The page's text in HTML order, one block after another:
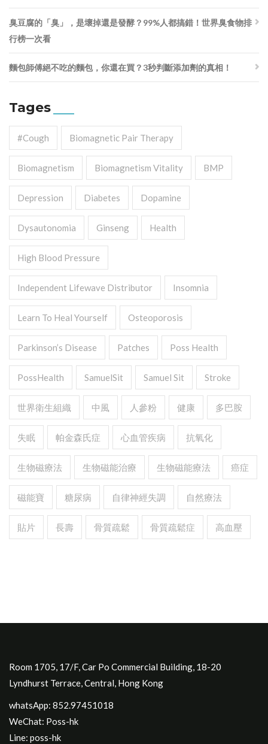
臭豆腐的「臭」，是壞掉還是發酵？99%人都搞錯！世界臭食物排
行榜一次看
麵包師傅絕不吃的麵包，你還在買？3秒判斷添加劑的真相！
Tages
#cough Biomagnetic Pair Therapy
Biomagnetism Biomagnetism Vitality BMP
Depression Diabetes Dopamine
Dysautonomia Ginseng Health
High Blood Pressure
Independent Lifewave Distributor Insomnia
Learn To Heal Yourself Osteoporosis
Parkinson’s Disease Patches Poss Health
PossHealth SamuelSit Samuel Sit Stroke
世界衛生組織 中風 人參粉 健康 多巴胺
失眠 帕金森氏症 心血管疾病 抗氧化
生物磁療法 生物磁能治療 生物磁能療法 癌症
磁能寶 糖尿病 自律神經失調 自然療法
貼片 長壽 骨質疏鬆 骨質疏鬆症 高血壓
Room 1705, 17/F, Car Po Commercial Building, 18-20
Lyndhurst Terrace, Central, Hong Kong
whatsApp: 852.97451018
WeChat: Poss-hk
Line: poss-hk